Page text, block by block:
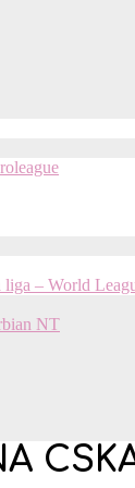
liga – World
NT